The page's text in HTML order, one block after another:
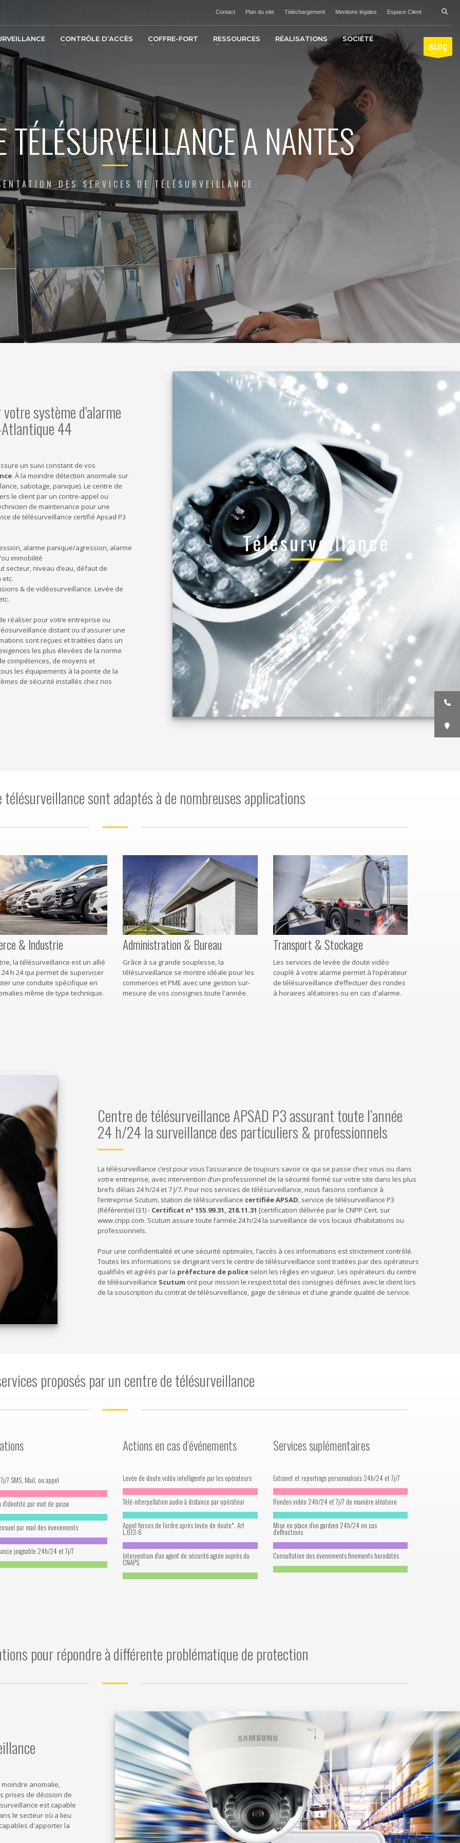
Contact Plan du site Téléchargement Mentions légales Espace Client
CONTRÔLE D’ACCÈS COFFRE-FORT RESSOURCES RÉALISATIONS SOCIÉTÉ
BLOG
TÉLÉSURVEILLANCE A NANTES
DES SERVICES DE TÉLÉSURVEILLANCE
système d'alarme
44
un suivi constant de vos
. À la moindre détection anormale sur
sabotage, panique). Le centre de
le client par un contre-appel ou
de maintenance pour une
de télésurveillance certifié Apsad P3
alarme panique/agression, alarme
immobilité
niveau d’eau, défaut de
& de vidéosurveillance. Levée de
réaliser pour votre entreprise ou
distant ou d'assurer une
sont reçues et traitées dans un
les plus élevées de la norme
compétences, de moyens et
les équipements à la pointe de la
de sécurité installés chez nos
Télésurveillance
télésurveillance sont adaptés à de nombreuses applications
& Industrie
la télésurveillance est un allié
h 24 qui permet de superviser
une conduite spécifique en
même de type technique.
Administration & Bureau
Grâce à sa grande souplesse, la
télésurveillance se montre idéale pour les
commerces et PME avec une gestion sur-
mesure de vos consignes toute l'année.
Transport & Stockage
Les services de levée de doute vidéo
couplé à votre alarme permet à l’opérateur
de télésurveillance d’effectuer des rondes
à horaires aléatoires ou en cas d'alarme.
Centre de télésurveillance APSAD P3 assurant toute l’année
24 h/24 la surveillance des particuliers & professionnels
La télésurveillance c’est pour vous l’assurance de toujours savoir ce qui se passe chez vous ou dans
votre entreprise, avec intervention d’un professionnel de la sécurité formé sur votre site dans les plus
brefs délais 24 h/24 et 7 J/7. Pour nos services de télésurveillance, nous faisons confiance à
l’entreprise Scutum, station de télésurveillance certifiée APSAD, service de télésurveillance P3
(Référentiel I31) - Certificat n° 155.99.31, 218.11.31 [certification délivrée par le CNPP Cert. sur
www.cnpp.com. Scutum assure toute l’année 24 h/24 la surveillance de vos locaux d’habitations ou
professionnels.
Pour une confidentialité et une sécurité optimales, l’accès à ces informations est strictement contrôlé.
Toutes les informations se dirigeant vers le centre de télésurveillance sont traitées par des opérateurs
qualifiés et agréés par la préfecture de police selon les règles en vigueur. Les opérateurs du centre
de télésurveillance Scutum ont pour mission le respect total des consignes définies avec le client lors
de la souscription du contrat de télésurveillance, gage de sérieux et d'une grande qualité de service.
proposés par un centre de télésurveillance
7 SMS, Mail, ou appel
par mot de passe
par mail des évenements
joignable 24h/24 et 7j/7
Actions en cas d’événements
Levée de doute vidéo intelligente par les opérateurs
Télé-interpellation audio à distance par opérateur
Appel forces de l’ordre après levée de doute*. Art
L.613-6
Intervention d'un agent de sécurité agrée auprès du
CNAPS
Services suplémentaires
Extranet et reportings personnalisés 24h/24 et 7j/7
Rondes vidéo 24h/24 et 7j/7 de manière aléatoire
Mise en place d'un gardien 24h/24 en cas
d'effractions
Consultation des évenements finements horodatés
pour répondre à différente problématique de protection
anomalie,
prises de décision de
est capable
le secteur où a lieu
d'apporter la